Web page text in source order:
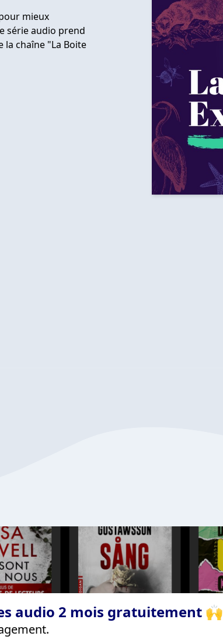
mieux
série audio prend
chaîne "La Boite
audio 2 mois gratuitement 🙌